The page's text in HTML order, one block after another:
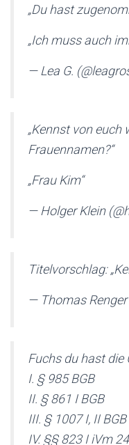
„Du hast
„Ich muss auch
— Lea G.
„Kennst von euch
Frauennamen?“
„Frau Kim“
— Holger Klein
Titelvorschlag:
— Thomas
Fuchs du hast die
I. § 985 BGB
II. § 861 I BGB
III. § 1007 I, II BGB
IV. §§ 823 I iVm